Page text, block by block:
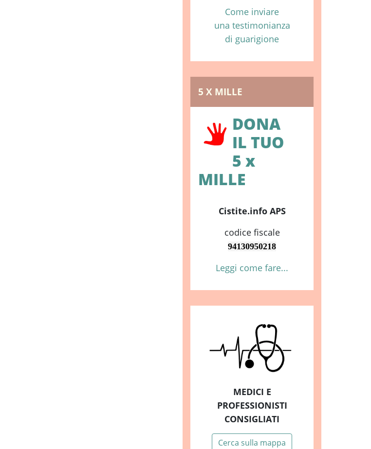
Come inviare
una testimonianza
di guarigione
5 X MILLE
DONA
IL TUO
5 x
MILLE
Cistite.info APS
codice fiscale
94130950218
Leggi come fare...
MEDICI E
PROFESSIONISTI
CONSIGLIATI
Cerca sulla mappa